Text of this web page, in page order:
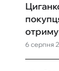
6 серпня